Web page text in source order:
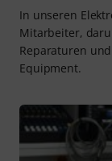
In unseren
Mitarbeiter,
Reparaturen
Equipment.